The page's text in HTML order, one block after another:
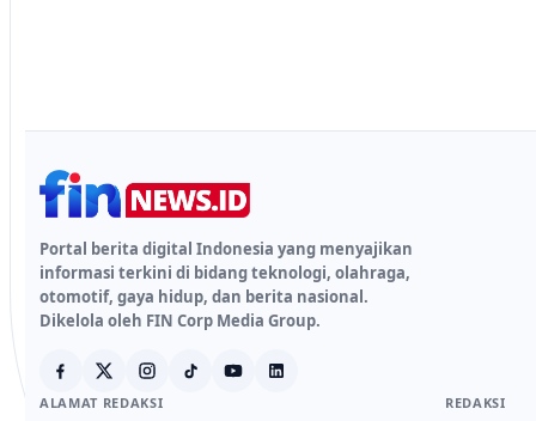
Portal berita digital Indonesia yang menyajikan
informasi terkini di bidang teknologi, olahraga,
otomotif, gaya hidup, dan berita nasional.
Dikelola oleh FIN Corp Media Group.
ALAMAT REDAKSI REDAKSI